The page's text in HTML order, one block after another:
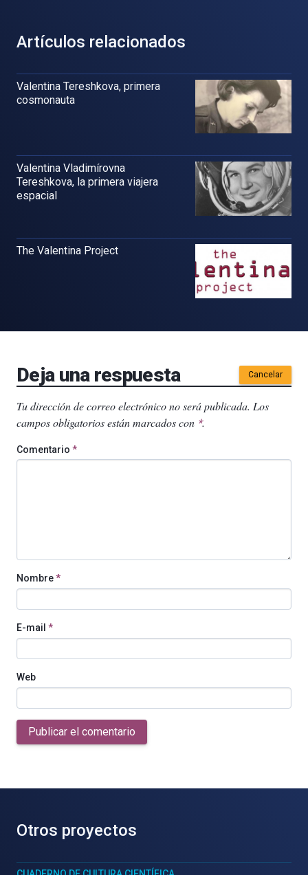
Artículos relacionados
Valentina Tereshkova, primera
cosmonauta
Valentina Vladimírovna
Tereshkova, la primera viajera
espacial
The Valentina Project
Deja una respuesta Cancelar
Tu dirección de correo electrónico no será publicada. Los
campos obligatorios están marcados con *.
Comentario *
Nombre*
E-mail *
Web
Publicar el comentario
Otros proyectos